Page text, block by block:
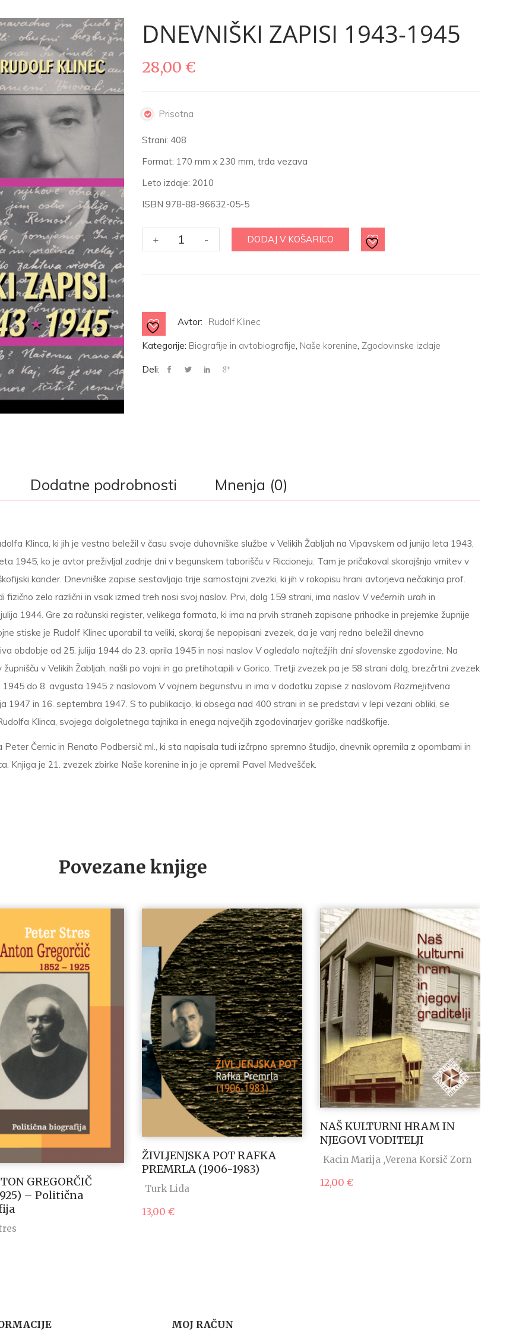
DNEVNIŠKI ZAPISI 1943-1945
28,00 €
Prisotna
Strani: 408
Format: 170 mm x 230 mm, trda vezava
Leto izdaje: 2010
ISBN 978-88-96632-05-5
+
DNEVNIŠKI
ZAPISI
- DODAJ V KOŠARICO
Avtor: Rudolf Klinec
Kategorije: Biografije in avtobiografije, Naše korenine, Zgodovinske izdaje
Deli:
Dodatne podrobnosti Mnenja (0)
Klinca, ki jih je vestno beležil v času svoje duhovniške službe v Velikih Žabljah na Vipavskem od junija leta 1943,
1945, ko je avtor preživljal zadnje dni v begunskem taborišču v Riccioneju. Tam je pričakoval skorajšnjo vrnitev v
kancler. Dnevniške zapise sestavljajo trije samostojni zvezki, ki jih v rokopisu hrani avtorjeva nečakinja prof.
fizično zelo različni in vsak izmed treh nosi svoj naslov. Prvi, dolg 159 strani, ima naslov V večernih urah in
1944. Gre za računski register, velikega formata, ki ima na prvih straneh zapisane prihodke in prejemke župnije
stiske je Rudolf Klinec uporabil ta veliki, skoraj še nepopisani zvezek, da je vanj redno beležil dnevno
obdobje od 25. julija 1944 do 23. aprila 1945 in nosi naslov V ogledalo najtežjih dni slovenske zgodovine. Na
v Velikih Žabljah, našli po vojni in ga pretihotapili v Gorico. Tretji zvezek pa je 58 strani dolg, brezčrtni zvezek
do 8. avgusta 1945 z naslovom V vojnem begunstvu in ima v dodatku zapise z naslovom Razmejitvena
1947 in 16. septembra 1947. S to publikacijo, ki obsega nad 400 strani in se predstavi v lepi vezani obliki, se
Klinca, svojega dolgoletnega tajnika in enega največjih zgodovinarjev goriške nadškofije.
Černic in Renato Podbersič ml., ki sta napisala tudi izčrpno spremno študijo, dnevnik opremila z opombami in
Knjiga je 21. zvezek zbirke Naše korenine in jo je opremil Pavel Medvešček.
Povezane knjige
GREGORČIČ
– Politična
ŽIVLJENJSKA POT RAFKA
PREMRLA (1906-1983)
Turk Lida
13,00 €
NAŠ KULTURNI HRAM IN
NJEGOVI VODITELJI
Kacin Marija Verena Korsič Zorn
12,00 €
MOJ RAČUN